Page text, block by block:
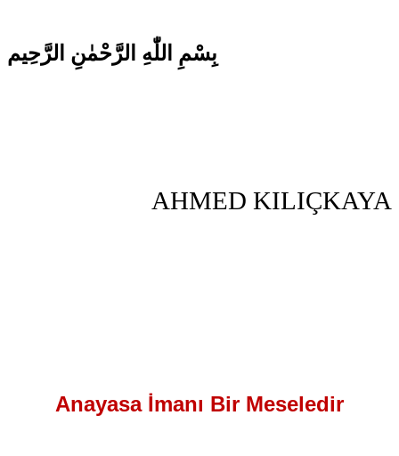
بِسْمِ اللّٰهِ الرَّحْمٰنِ الرَّحِيم
AHMED KILIÇKAYA
Anayasa İmanı Bir Meseledir